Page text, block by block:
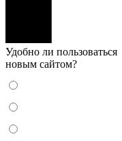
Удобно ли пользоваться
новым сайтом?